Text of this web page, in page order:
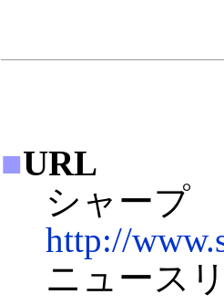
■URL
シャープ
http://
ニュース